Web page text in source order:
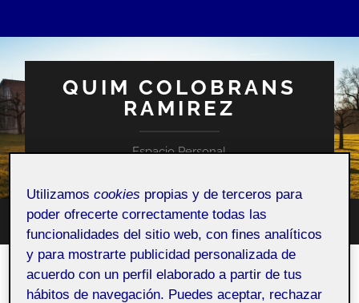
QUIM COLOBRANS
RAMIREZ
Espacio Personal
Alternar
menú
móvil
el
AUTOR:FOLIO
Utilizamoscookies propias y de terceros para
poder ofrecerte correctamente todas las
funcionalidades del sitio web, con fines analíticos
y para mostrarte publicidad personalizada de
acuerdo con un perfil elaborado a partir de tus
hábitos de navegación. Puedes aceptar, rechazar